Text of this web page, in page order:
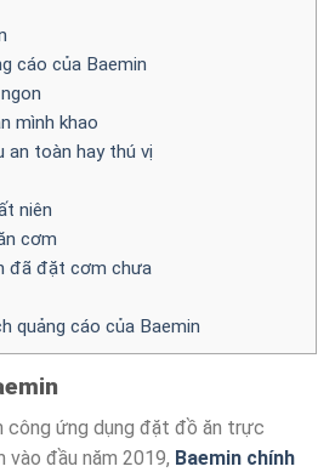
cáo của Baemin
mình khao
an toàn hay thú vị
niên
cơm
đã đặt cơm chưa
quảng cáo của Baemin
công ứng dụng đặt đồ ăn trực
vào đầu năm 2019, Baemin chính